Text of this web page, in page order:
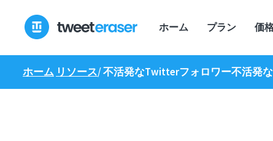
ン
ホーム プラン 価
ホーム リソース/不活発なTwitterフォロワー不活発